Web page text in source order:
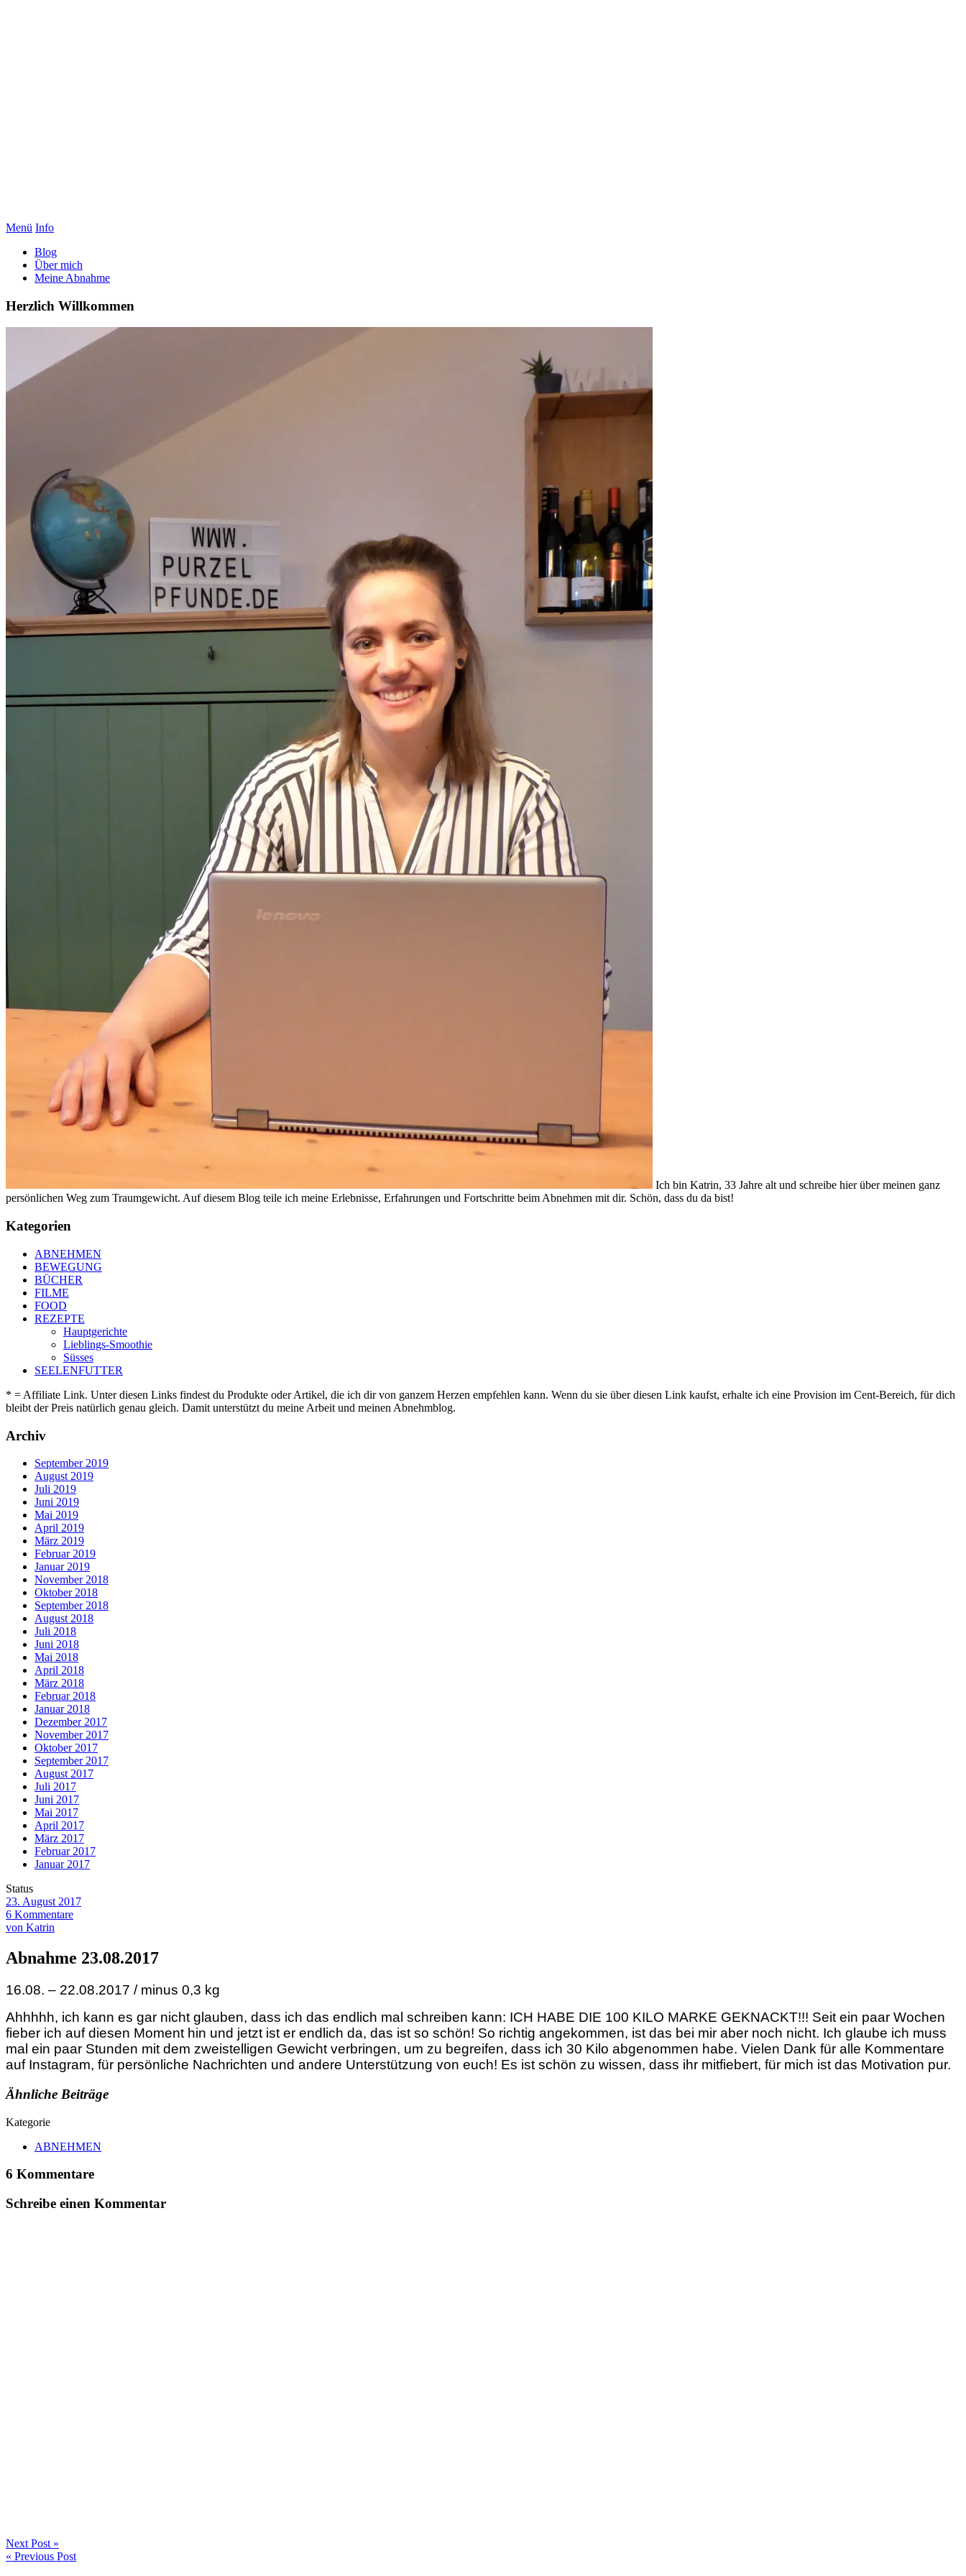
Menü Info
Blog
Über mich
Meine Abnahme
Herzlich Willkommen
Ich bin Katrin, 33 Jahre alt und schreibe hier über meinen ganz
persönlichen Weg zum Traumgewicht. Auf diesem Blog teile ich meine Erlebnisse, Erfahrungen und Fortschritte beim Abnehmen mit dir. Schön, dass du da bist!
Kategorien
ABNEHMEN
BEWEGUNG
BÜCHER
FILME
FOOD
REZEPTE
Hauptgerichte
Lieblings-Smoothie
Süsses
SEELENFUTTER
* = Affiliate Link. Unter diesen Links findest du Produkte oder Artikel, die ich dir von ganzem Herzen empfehlen kann. Wenn du sie über diesen Link kaufst, erhalte ich eine Provision im Cent-Bereich, für dich
bleibt der Preis natürlich genau gleich. Damit unterstützt du meine Arbeit und meinen Abnehmblog.
Archiv
September 2019
August 2019
Juli 2019
Juni 2019
Mai 2019
April 2019
März 2019
Februar 2019
Januar 2019
November 2018
Oktober 2018
September 2018
August 2018
Juli 2018
Juni 2018
Mai 2018
April 2018
März 2018
Februar 2018
Januar 2018
Dezember 2017
November 2017
Oktober 2017
September 2017
August 2017
Juli 2017
Juni 2017
Mai 2017
April 2017
März 2017
Februar 2017
Januar 2017
Status
23. August 2017
6 Kommentare
von Katrin
Abnahme 23.08.2017
16.08. – 22.08.2017 / minus 0,3 kg
Ahhhhh, ich kann es gar nicht glauben, dass ich das endlich mal schreiben kann: ICH HABE DIE 100 KILO MARKE GEKNACKT!!! Seit ein paar Wochen
fieber ich auf diesen Moment hin und jetzt ist er endlich da, das ist so schön! So richtig angekommen, ist das bei mir aber noch nicht. Ich glaube ich muss
mal ein paar Stunden mit dem zweistelligen Gewicht verbringen, um zu begreifen, dass ich 30 Kilo abgenommen habe. Vielen Dank für alle Kommentare
auf Instagram, für persönliche Nachrichten und andere Unterstützung von euch! Es ist schön zu wissen, dass ihr mitfiebert, für mich ist das Motivation pur.
Ähnliche Beiträge
Kategorie
ABNEHMEN
6 Kommentare
Schreibe einen Kommentar
Next Post »
« Previous Post